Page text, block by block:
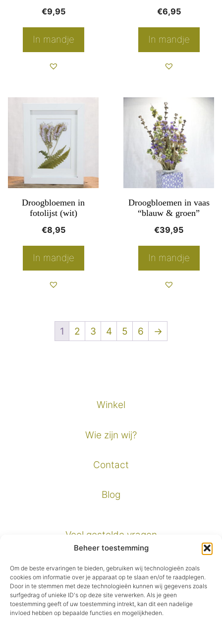
Beheer toestemming
Om de beste ervaringen te bieden, gebruiken wij technologieën zoals
cookies om informatie over je apparaat op te slaan en/of te raadplegen.
Door in te stemmen met deze technologieën kunnen wij gegevens zoals
surfgedrag of unieke ID's op deze site verwerken. Als je geen
toestemming geeft of uw toestemming intrekt, kan dit een nadelige
invloed hebben op bepaalde functies en mogelijkheden.
€9,95
In mandje
€6,95
In mandje
productpagina
Droogbloemen in
fotolijst (wit)
€8,95
In mandje
product
meerdere
variaties.
Deze
kan
productpagina
Droogbloemen in vaas
“blauw & groen”
€39,95
In mandje
1 2 3 4 5 6 →
Winkel
Wie zijn wij?
Contact
Blog
Veel gestelde vragen
Verzendinformatie
Privacybeleid